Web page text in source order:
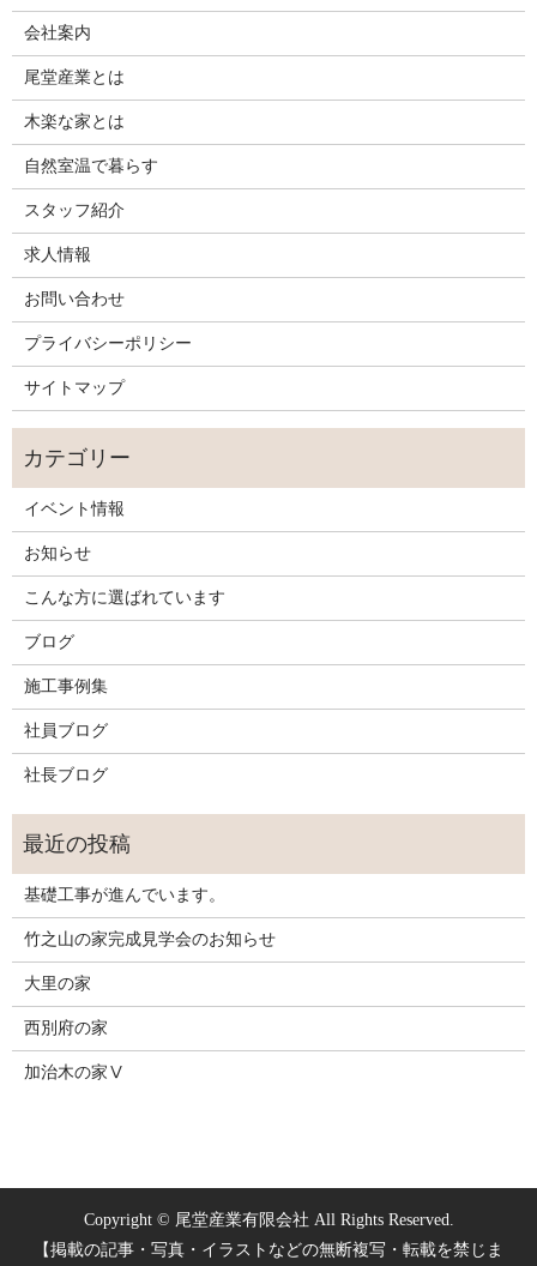
会社案内
尾堂産業とは
木楽な家とは
自然室温で暮らす
スタッフ紹介
求人情報
お問い合わせ
プライバシーポリシー
サイトマップ
イベント情報
お知らせ
こんな方に選ばれています
ブログ
施工事例集
社員ブログ
社長ブログ
基礎工事が進んでいます。
竹之山の家完成見学会のお知らせ
大里の家
西別府の家
加治木の家Ⅴ
Copyright © 尾堂産業有限会社 All Rights Reserved.
【掲載の記事・写真・イラストなどの無断複写・転載を禁じま